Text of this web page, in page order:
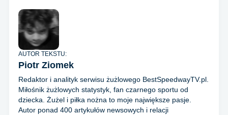
AUTOR TEKSTU:
Piotr Ziomek
Redaktor i analityk serwisu żużlowego BestSpeedwayTV.pl.
Miłośnik żużlowych statystyk, fan czarnego sportu od
dziecka. Żużel i piłka nożna to moje największe pasje.
Autor ponad 400 artykułów newsowych i relacji